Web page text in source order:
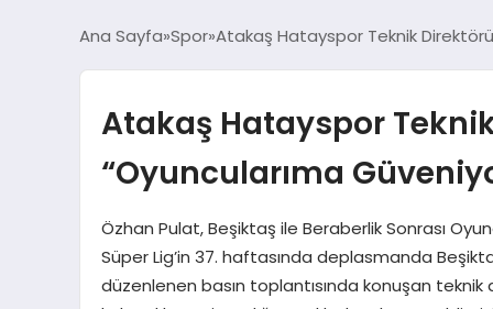
Ana Sayfa Spor Atakaş Hatayspor Teknik
Atakaş Hatayspor
“Oyuncularıma
Özhan Pulat, Beşiktaş ile Beraberlik Sonrası
Süper Lig’in 37. haftasında deplasmanda
düzenlenen basın toplantısında konuşan